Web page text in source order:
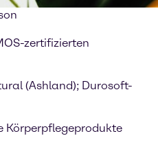
zertifizierten
(Ashland); Durosoft-
Körperpflegeprodukte